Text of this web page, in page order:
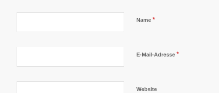
Name *
E-Mail-Adresse *
Website